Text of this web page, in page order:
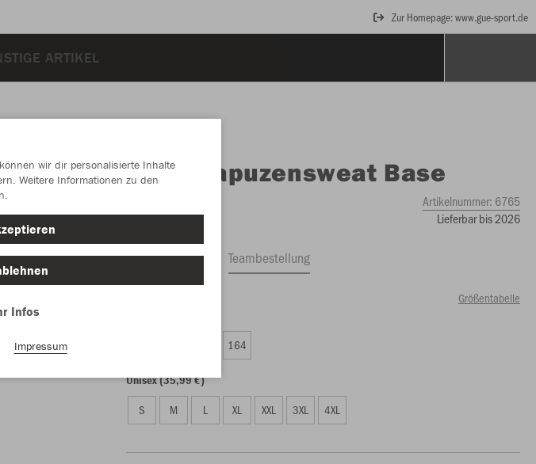
Zur Homepage: www.gue-sport.de
ARTIKEL
JAKO Kapuzensweat Base
Artikelnummer: 6765
Lieferbar bis 2026
Einzelauftrag Teambestellung
Größentabelle
164
Unisex (35,99 €)
S M L XL XXL 3XL 4XL
wir dir personalisierte Inhalte
Weitere Informationen zu den
Infos
Impressum